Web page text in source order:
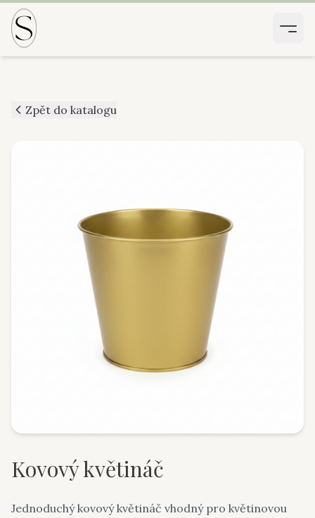
Zpět do katalogu
Kovový květináč
Jednoduchý kovový květináč vhodný pro květinovou